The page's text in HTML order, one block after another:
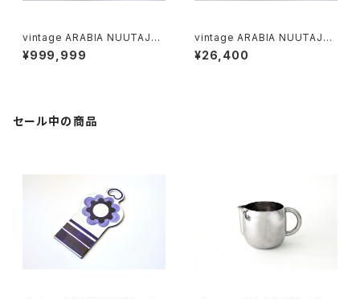
vintage ARABIA NUUTAJÄR
VI SARGASSO N560 goblet
/ ヴィンテージ アラビア ヌータ
¥999,999
vintage ARABIA NUUTAJÄR
VI SARGASSO N420 vase /
ヴィンテージ アラビア ヌータヤ
¥26,400
セール中の商品